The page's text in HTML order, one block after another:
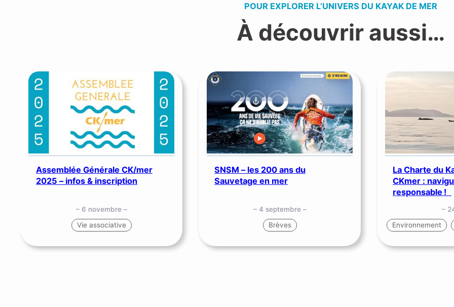
POUR EXPLORER L’UNIVERS DU KAYAK DE MER
À découvrir aussi…
Assemblée Générale CK/mer
2025 – infos & inscription
– 6 novembre –
Vie associative
SNSM – les 200 ans du
Sauvetage en mer
– 4 septembre –
Brèves
La Charte du
CKmer :
responsable !
–
Environnement